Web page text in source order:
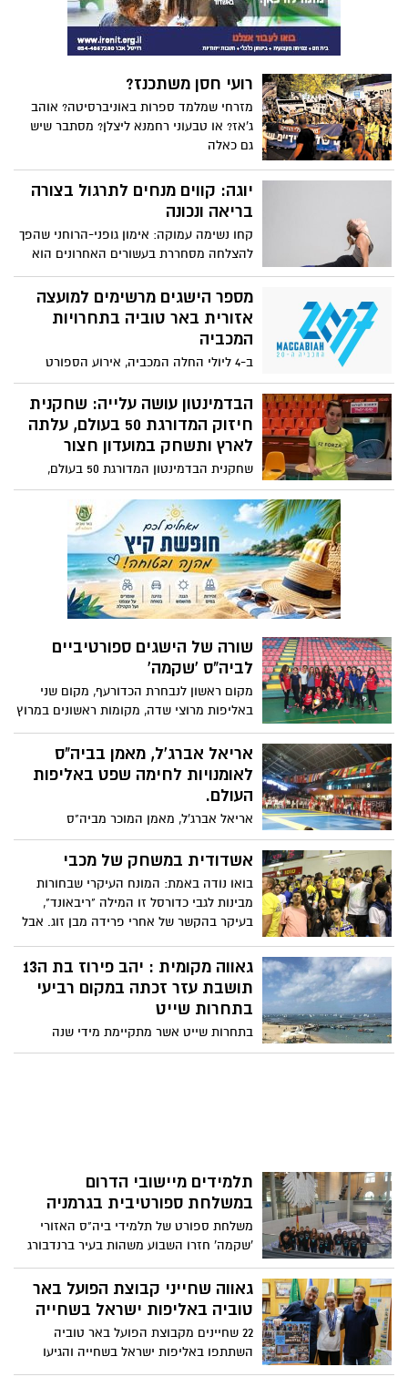
והקבוצה הפופולארית במטרה להעצים את
הקהילה, במסגרת זו ייפגשו בני הנוער עם
שחקנים, ייכנסו למשחקים ויקיימו סיורים
רועי חסן משתכנז?
מזרחי שמלמד ספרות באוניברסיטה? אוהב
ג'אז? או טבעוני רחמנא ליצלן? מסתבר שיש
גם כאלה
יוגה: קווים מנחים לתרגול בצורה
בריאה ונכונה
קחו נשימה עמוקה: אימון גופני-הרוחני שהפך
להצלחה מסחררת בעשורים האחרונים הוא
אחד מתחומי הספורט הבריאים והמומלצים
בישראל. כחלק מפרויקט מיוחד בקרבה ליום
היוגה הבינלאומי שיתקיים בקרוב. הכירו
מספר הישגים מרשימים למועצה
אזורית באר טוביה בתחרויות
המכביה
ב-4 ליולי החלה המכביה, אירוע הספורט
היהודי הגדול ביותר בעולם, אשר מתרחשת
אחת לארבע שנים בישראל. במסגרת אירועי
המכביה ה-20 , לקחו חלק פעיל מאוד גם
תושבי המועצה האזורית באר טוביה במגוון
תחרויות והביאו גאווה למועצה
הבדמינטון עושה עלייה: שחקנית
חיזוק המדורגת 50 בעולם, עלתה
לארץ ותשחק במועדון חצור
שחקנית הבדמינטון המדורגת 50 בעולם,
קסניה פוליקרפובה, עלתה לארץ ותתאמן
במועדון חצור יחד עם לימודי העברית שלה
אזרחות ותייצג את ישראל: "המטרה הגדולה
היא טוקיו 2020". מאמנה: "הפוטנציאל הוא
מדליה באליפות אירופה"
שורה של הישגים ספורטיביים
לביה"ס 'שקמה'
מקום ראשון לנבחרת הכדורעף, מקום שני
באליפות מרוצי שדה, מקומות ראשונים במרוץ
ירוחם... שורת הישגים ספורטיביים לביה"ס
'שקמה' במועצה האזורית חוף אשקלון.
מנהלת ביה"ס, אופירה גל: "אנחנו על המפה!
נמשיך לעודד ולהעצים את תחום הספורט
בבית הספר."
אריאל אברג'ל, מאמן בביה"ס
לאומנויות לחימה שפט באליפות
העולם.
אריאל אברג'ל, מאמן המוכר מביה"ס
לאומנויות לחימה במעוצה האזורית חוף
אשקלון, הוזמן לשפוט באליפות העולם
בתחרות שנערכה לפני כשבוע בפולין.
אשדודית במשחק של מכבי
בואו נודה באמת: המונח העיקרי שבחורות
מבינות לגבי כדורסל זו המילה "ריבאונד",
בעיקר בהקשר של אחרי פרידה מבן זוג. אבל
מהמשחק של מכבי נגד מכבי בזווית מסביר
שעדיין לא קראתם
גאווה מקומית : יהב פירוז בת ה13
תושבת עזר זכתה במקום רביעי
בתחרות שייט
בתחרות שייט אשר מתקיימת מידי שנה
בשדות ים זכתה יהב פירוס מתוך 100
תלמידים מיישובי הדרום
במשלחת ספורטיבית בגרמניה
משלחת ספורט של תלמידי ביה"ס האזורי
'שקמה' חזרו השבוע משהות בעיר ברנדבורג
(ליד ברלין)לאחר שייצגו את המועצה האזורית
חוף אשקלון וזכו לקבלת פנים רשמית של
ראשת העיר ברנדבורג.
גאווה שחייני קבוצת הפועל באר
טוביה באליפות ישראל בשחייה
22 שחיינים מקבוצת הפועל באר טוביה
השתתפו באליפות ישראל בשחייה והגיעו
להישגים מכובדים מאוד.